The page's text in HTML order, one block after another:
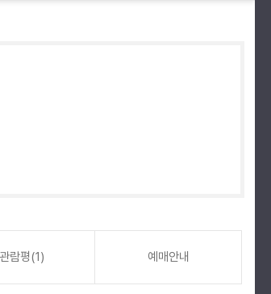
관람평(1) 예매안내